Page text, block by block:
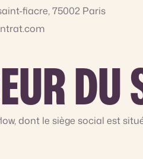
fiacre, 75002 Paris
DU
dont le siège social est